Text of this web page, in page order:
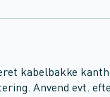
kabelbakke
Anvend evt.